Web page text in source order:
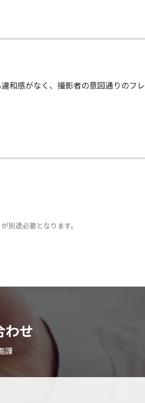
和感がなく、撮影者の意図通りのフレ
別途必要となります。
わせ
課